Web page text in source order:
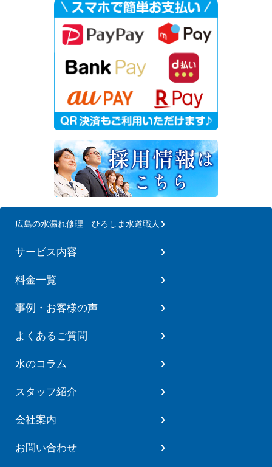
広島の水漏れ修理 ひろしま水道職人
サービス内容
料金一覧
事例・お客様の声
よくあるご質問
水のコラム
スタッフ紹介
会社案内
お問い合わせ